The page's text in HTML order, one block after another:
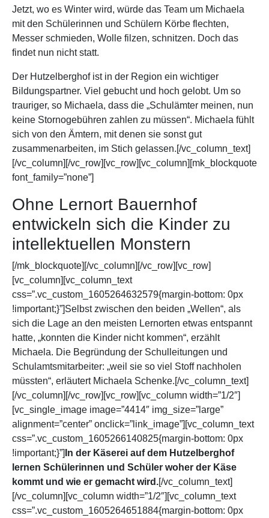
Jetzt, wo es Winter wird, würde das Team um Michaela
mit den Schülerinnen und Schülern Körbe flechten,
Messer schmieden, Wolle filzen, schnitzen. Doch das
findet nun nicht statt.
Der Hutzelberghof ist in der Region ein wichtiger
Bildungspartner. Viel gebucht und hoch gelobt. Um so
trauriger, so Michaela, dass die „Schulämter meinen, nun
keine Stornogebühren zahlen zu müssen“. Michaela fühlt
sich von den Ämtern, mit denen sie sonst gut
zusammenarbeiten, im Stich gelassen.[/vc_column_text]
[/vc_column][/vc_row][vc_row][vc_column][mk_blockquote
font_family=”none”]
Ohne Lernort Bauernhof
entwickeln sich die Kinder zu
intellektuellen Monstern
[/mk_blockquote][/vc_column][/vc_row][vc_row]
[vc_column][vc_column_text
css=”.vc_custom_1605264632579{margin-bottom: 0px
!important;}”]Selbst zwischen den beiden „Wellen“, als
sich die Lage an den meisten Lernorten etwas entspannt
hatte, „konnten die Kinder nicht kommen“, erzählt
Michaela. Die Begründung der Schulleitungen und
Schulamtsmitarbeiter: „weil sie so viel Stoff nachholen
müssten“, erläutert Michaela Schenke.[/vc_column_text]
[/vc_column][/vc_row][vc_row][vc_column width=”1/2″]
[vc_single_image image=”4414″ img_size=”large”
alignment=”center” onclick=”link_image”][vc_column_text
css=”.vc_custom_1605266140825{margin-bottom: 0px
!important;}”] In der Käserei auf dem Hutzelberghof
lernen Schülerinnen und Schüler woher der Käse
kommt und wie er gemacht wird.[/vc_column_text]
[/vc_column][vc_column width=”1/2″][vc_column_text
css=”.vc_custom_1605264651884{margin-bottom: 0px